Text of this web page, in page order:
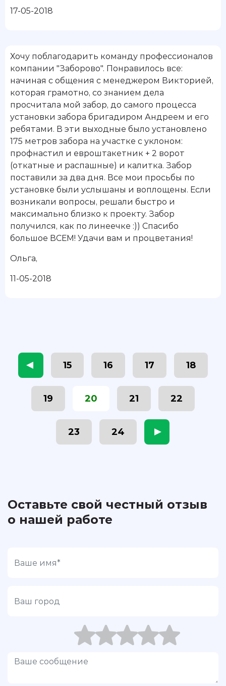
17-05-2018
Хочу поблагодарить команду профессионалов
компании "Заборово". Понравилось все:
начиная с общения с менеджером Викторией,
которая грамотно, со знанием дела
просчитала мой забор, до самого процесса
установки забора бригадиром Андреем и его
ребятами. В эти выходные было установлено
175 метров забора на участке с уклоном:
профнастил и евроштакетник + 2 ворот
(откатные и распашные) и калитка. Забор
поставили за два дня. Все мои просьбы по
установке были услышаны и воплощены. Если
возникали вопросы, решали быстро и
максимально близко к проекту. Забор
получился, как по линеечке :)) Спасибо
большое ВСЕМ! Удачи вам и процветания!
Ольга,
11-05-2018
15 16 17 18
19 20 21 22
23 24
Оставьте свой честный отзыв
о нашей работе